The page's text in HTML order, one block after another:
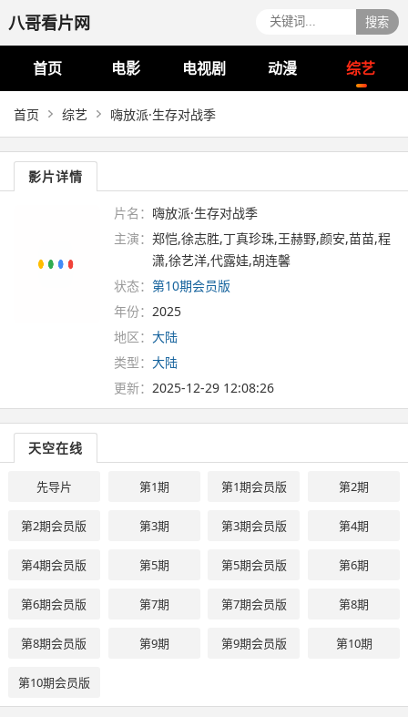
八哥看片网 搜索
首页 电影 电视剧 动漫 综艺
首页 综艺 嗨放派·生存对战季
影片详情
片名： 嗨放派·生存对战季
主演： 郑恺,徐志胜,丁真珍珠,王赫野,颜安,苗苗,程
潇,徐艺洋,代露娃,胡连馨
状态： 第10期会员版
年份： 2025
地区： 大陆
类型： 大陆
更新： 2025-12-29 12:08:26
天空在线
先导片 第1期 第1期会员版 第2期
第2期会员版 第3期 第3期会员版 第4期
第4期会员版 第5期 第5期会员版 第6期
第6期会员版 第7期 第7期会员版 第8期
第8期会员版 第9期 第9期会员版 第10期
第10期会员版